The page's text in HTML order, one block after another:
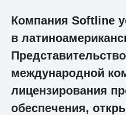
Компания Softline
в
международной
лицензирования
обеспечения,